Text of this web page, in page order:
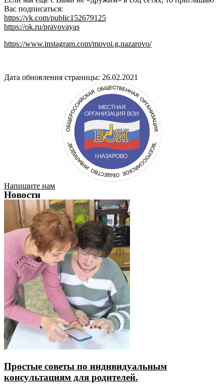
Вас подписаться:
https://vk.com/public152679125
https://ok.ru/pravovayas
https://www.instagram.com/movoi.g.nazarovo/
Дата обновления страницы: 26.02.2021
Напишите нам
Новости
Простые советы по индивидуальным
консультациям для родителей.